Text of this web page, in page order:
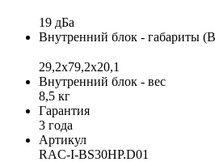
19 дБа
Внутренний блок - габариты
29,2х79,2х20,1
Внутренний блок - вес
8,5 кг
Гарантия
3 года
Артикул
RAC-I-BS30HP.D01